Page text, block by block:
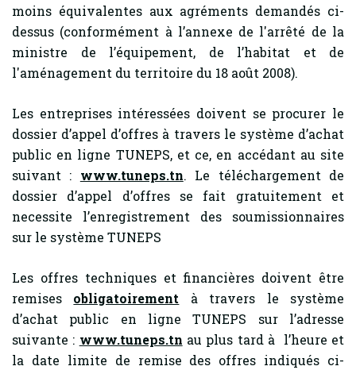
moins équivalentes aux agréments demandés ci-
dessus (conformément à l’annexe de l'arrêté de la
ministre de l’équipement, de l’habitat et de
l'aménagement du territoire du 18 août 2008).
Les entreprises intéressées doivent se procurer le
dossier d’appel d’offres à travers le système d’achat
public en ligne TUNEPS, et ce, en accédant au site
suivant : www.tuneps.tn. Le téléchargement de
dossier d’appel d’offres se fait gratuitement et
necessite l’enregistrement des soumissionnaires
sur le système TUNEPS
Les offres techniques et financières doivent être
remises obligatoirement à travers le système
d’achat public en ligne TUNEPS sur l’adresse
suivante : www.tuneps.tn au plus tard à l’heure et
la date limite de remise des offres indiqués ci-